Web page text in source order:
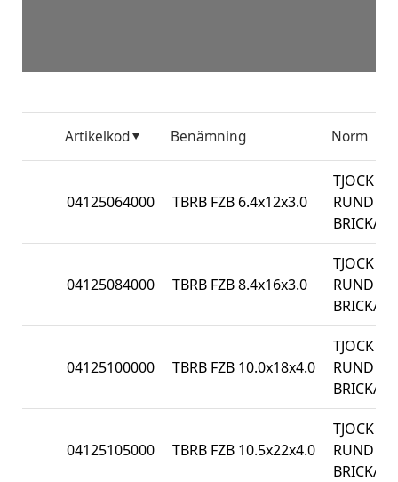
Artikelkod Benämning Norm
04125064000 TBRB FZB 6.4x12x3.0
TJOCK
RUND
BRICKA
04125084000 TBRB FZB 8.4x16x3.0
TJOCK
RUND
BRICKA
04125100000 TBRB FZB 10.0x18x4.0
TJOCK
RUND
BRICKA
04125105000 TBRB FZB 10.5x22x4.0
TJOCK
RUND
BRICKA